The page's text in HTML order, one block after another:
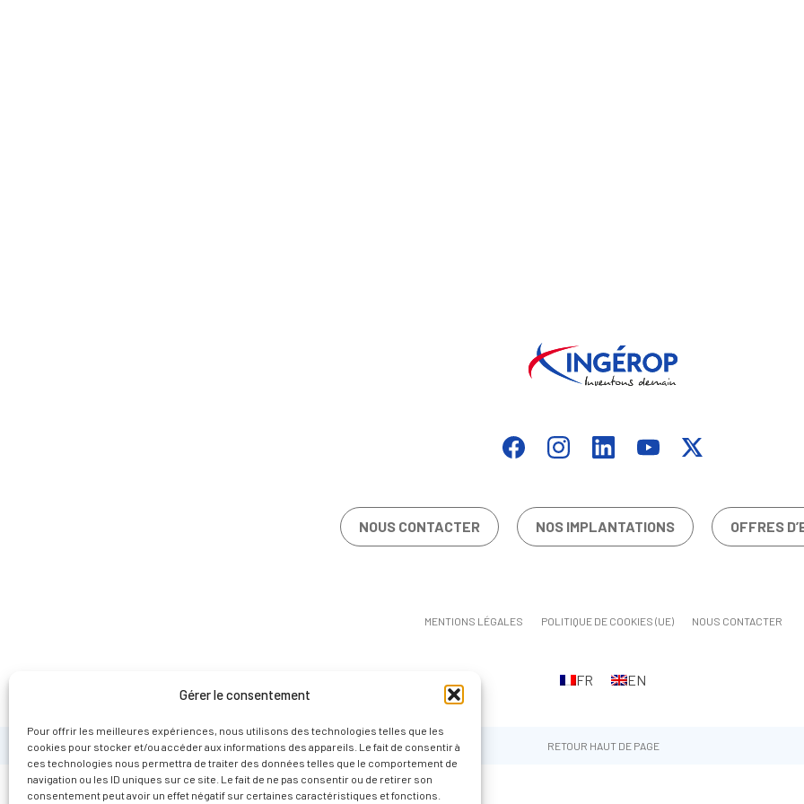
Gérer le consentement
Pour offrir les meilleures expériences, nous utilisons des technologies telles que les
cookies pour stocker et/ou accéder aux informations des appareils. Le fait de consentir à
ces technologies nous permettra de traiter des données telles que le comportement de
navigation ou les ID uniques sur ce site. Le fait de ne pas consentir ou de retirer son
consentement peut avoir un effet négatif sur certaines caractéristiques et fonctions.
NOUS CONTACTER NOS IMPLANTATIONS OFFRES
MENTIONS LÉGALES POLITIQUE DE COOKIES (UE) NOUS CONTACTER
FR EN
RETOUR HAUT DE PAGE